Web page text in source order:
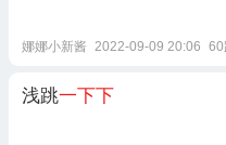
娜娜小新酱 2022-09-09 20:06 60
浅跳一下下